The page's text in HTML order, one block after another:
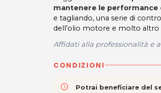
mantenere le performance
e tagliando, una serie di
dell’olio motore e molto altro
Affidati alla professionalità e
CONDIZIONI
access_time Potrai beneficiare del